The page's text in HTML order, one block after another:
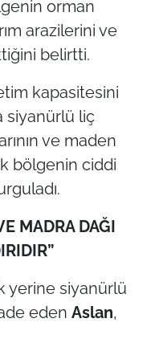
orman
arazilerini ve
belirtti.
kapasitesini
siyanürlü liç
ve maden
bölgenin ciddi
MADRA DAĞI
yerine siyanürlü
eden Aslan,